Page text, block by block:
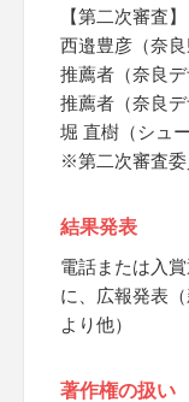
【第二次審査】
西邉豊彦（奈
推薦者（奈良デ
推薦者（奈良デ
堀 直樹（シュ
※第二次審査委
結果発表
電話または入
に、広報発表
より他）
著作権の扱い